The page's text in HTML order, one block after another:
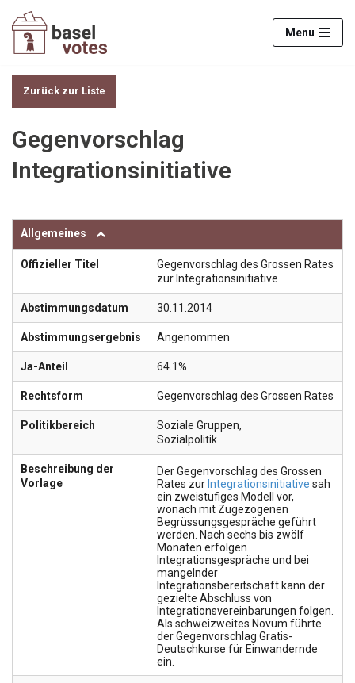
Zum
Menu
Zurück zur Liste
Gegenvorschlag
Integrationsinitiative
Allgemeines
Offizieller Titel
Gegenvorschlag des Grossen Rates
zur Integrationsinitiative
Abstimmungsdatum 30.11.2014
Abstimmungsergebnis Angenommen
Ja-Anteil 64.1%
Rechtsform Gegenvorschlag des Grossen Rates
Politikbereich Soziale Gruppen,
Sozialpolitik
Beschreibung der
Vorlage
Der Gegenvorschlag des Grossen
Rates zur Integrationsinitiative sah
ein zweistufiges Modell vor,
wonach mit Zugezogenen
Begrüssungsgespräche geführt
werden. Nach sechs bis zwölf
Monaten erfolgen
Integrationsgespräche und bei
mangelnder
Integrationsbereitschaft kann der
gezielte Abschluss von
Integrationsvereinbarungen folgen.
Als schweizweites Novum führte
der Gegenvorschlag Gratis-
Deutschkurse für Einwandernde
ein.